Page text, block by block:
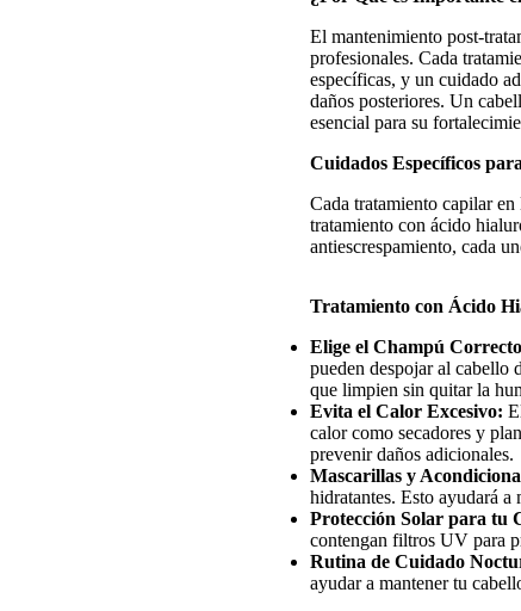
El mantenimiento post-
profesionales. Cada
específicas, y un cuidado
daños posteriores. Un
esencial para su
Cuidados Específicos
Cada tratamiento capilar
tratamiento con ácido
antiescrespamiento, cada
Tratamiento con Ácido
Elige el Champú
pueden despojar al cabello
que limpien sin quitar la
Evita el Calor Excesivo:
calor como secadores y
prevenir daños adicionales.
Mascarillas y
hidratantes. Esto ayudará
Protección Solar para tu
contengan filtros UV para
Rutina de Cuidado
ayudar a mantener tu